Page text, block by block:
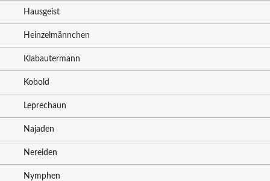
Hausgeist
Heinzelmännchen
Klabautermann
Kobold
Leprechaun
Najaden
Nereiden
Nymphen